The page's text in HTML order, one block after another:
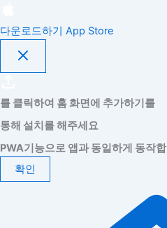
다운로드하기 App Store
를 클릭하여 홈 화면에 추가하기를
통해 설치를 해주세요
PWA기능으로 앱과 동일하게 동작
확인